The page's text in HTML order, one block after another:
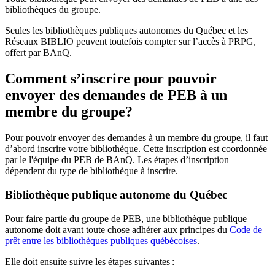
bibliothèques du groupe.
Seules les bibliothèques publiques autonomes du Québec et les
Réseaux BIBLIO peuvent toutefois compter sur l’accès à PRPG,
offert par BAnQ.
Comment s’inscrire pour pouvoir
envoyer des demandes de PEB à un
membre du groupe?
Pour pouvoir envoyer des demandes à un membre du groupe, il faut
d’abord inscrire votre bibliothèque. Cette inscription est coordonnée
par le l'équipe du PEB de BAnQ. Les étapes d’inscription
dépendent du type de bibliothèque à inscrire.
Bibliothèque publique autonome du Québec
Pour faire partie du groupe de PEB, une bibliothèque publique
autonome doit avant toute chose adhérer aux principes du Code de
prêt entre les bibliothèques publiques québécoises.
Elle doit ensuite suivre les étapes suivantes :